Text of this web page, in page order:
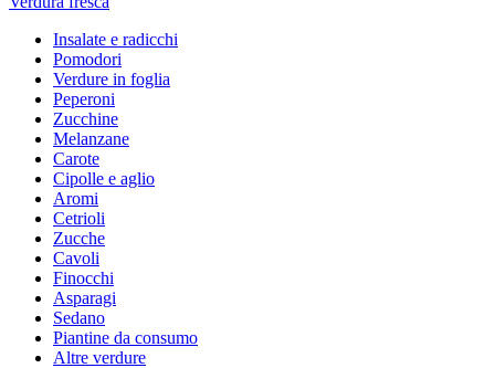
Insalate e radicchi
Pomodori
Verdure in foglia
Peperoni
Zucchine
Melanzane
Carote
Cipolle e aglio
Aromi
Cetrioli
Zucche
Cavoli
Finocchi
Asparagi
Sedano
Piantine da consumo
Altre verdure